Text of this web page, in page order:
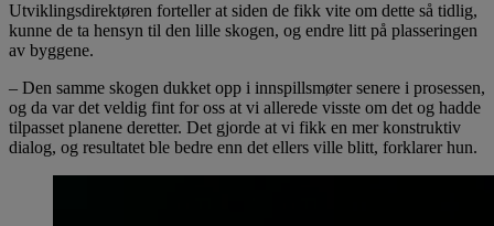
Utviklingsdirektøren forteller at siden de fikk vite om dette så tidlig,
kunne de ta hensyn til den lille skogen, og endre litt på plasseringen
av byggene.
– Den samme skogen dukket opp i innspillsmøter senere i prosessen,
og da var det veldig fint for oss at vi allerede visste om det og hadde
tilpasset planene deretter. Det gjorde at vi fikk en mer konstruktiv
dialog, og resultatet ble bedre enn det ellers ville blitt, forklarer hun.